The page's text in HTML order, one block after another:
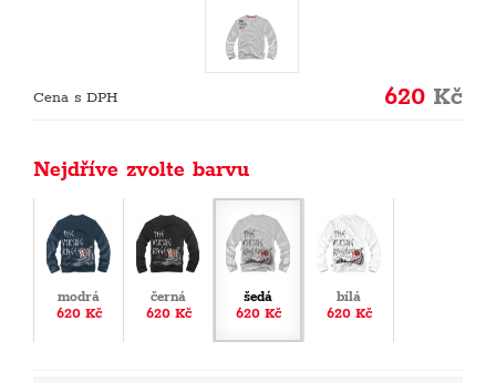
Cena s DPH 620 Kč
Nejdříve zvolte barvu
modrá
620 Kč
černá
620 Kč
šedá
620 Kč
bílá
620 Kč